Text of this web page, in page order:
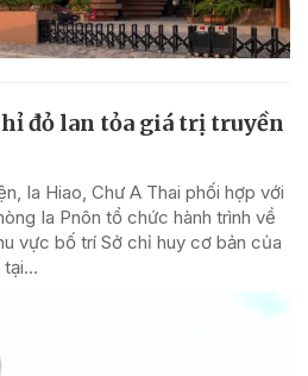
đỏ lan tỏa giá trị truyền
Ia Hiao, Chư A Thai phối hợp với
Ia Pnôn tổ chức hành trình về
vực bố trí Sở chỉ huy cơ bản của